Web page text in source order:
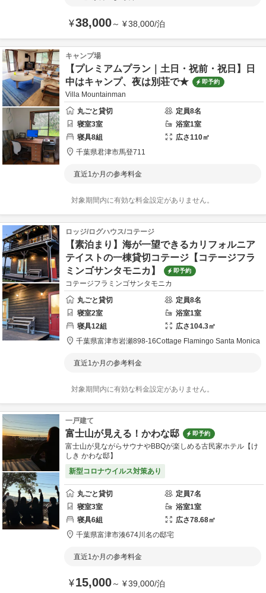
¥38,000～ ¥38,000/泊
キャンプ場
【プレミアムプラン｜土日・祝前・祝日】日
中はキャンプ、夜は別荘で★
即予約
Villa Mountainman
丸ごと貸切
定員8名
寝室3室 浴室1室
寝具8組 広さ110㎡
千葉県君津市馬登711
直近1か月の参考料金
対象期間内に有効な料金設定がありません。
ロッジ/ログハウス/コテージ
【素泊まり】海が一望できるカリフォルニア
テイストの一棟貸切コテージ【コテージフラ
ミンゴサンタモニカ】
即予約
コテージフラミンゴサンタモニカ
丸ごと貸切
定員8名
寝室2室 浴室1室
寝具12組 広さ104.3㎡
千葉県富津市岩瀬898-16Cottage Flamingo Santa Monica
直近1か月の参考料金
対象期間内に有効な料金設定がありません。
一戸建て
富士山が見える！かわな邸 即予約
富士山が見ながらサウナやBBQが楽しめる古民家ホテル【け
しき かわな邸】
新型コロナウイルス対策あり
丸ごと貸切 定員7名
寝室3室 浴室1室
寝具6組 広さ78.68㎡
千葉県富津市湊674川名の邸宅
直近1か月の参考料金
¥15,000～ ¥39,000/泊